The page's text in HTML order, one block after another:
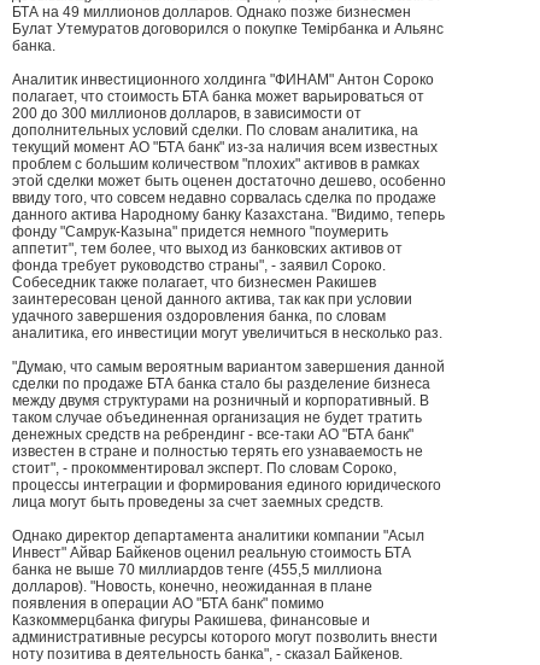
БТА на 49 миллионов долларов. Однако позже бизнесмен
Булат Утемуратов договорился о покупке Темiрбанка и Альянс
банка.
Аналитик инвестиционного холдинга "ФИНАМ" Антон Сороко
полагает, что стоимость БТА банка может варьироваться от
200 до 300 миллионов долларов, в зависимости от
дополнительных условий сделки. По словам аналитика, на
текущий момент АО "БТА банк" из-за наличия всем известных
проблем с большим количеством "плохих" активов в рамках
этой сделки может быть оценен достаточно дешево, особенно
ввиду того, что совсем недавно сорвалась сделка по продаже
данного актива Народному банку Казахстана. "Видимо, теперь
фонду "Самрук-Казына" придется немного "поумерить
аппетит", тем более, что выход из банковских активов от
фонда требует руководство страны", - заявил Сороко.
Собеседник также полагает, что бизнесмен Ракишев
заинтересован ценой данного актива, так как при условии
удачного завершения оздоровления банка, по словам
аналитика, его инвестиции могут увеличиться в несколько раз.
"Думаю, что самым вероятным вариантом завершения данной
сделки по продаже БТА банка стало бы разделение бизнеса
между двумя структурами на розничный и корпоративный. В
таком случае объединенная организация не будет тратить
денежных средств на ребрендинг - все-таки АО "БТА банк"
известен в стране и полностью терять его узнаваемость не
стоит", - прокомментировал эксперт. По словам Сороко,
процессы интеграции и формирования единого юридического
лица могут быть проведены за счет заемных средств.
Однако директор департамента аналитики компании "Асыл
Инвест" Айвар Байкенов оценил реальную стоимость БТА
банка не выше 70 миллиардов тенге (455,5 миллиона
долларов). "Новость, конечно, неожиданная в плане
появления в операции АО "БТА банк" помимо
Казкоммерцбанка фигуры Ракишева, финансовые и
административные ресурсы которого могут позволить внести
ноту позитива в деятельность банка", - сказал Байкенов.